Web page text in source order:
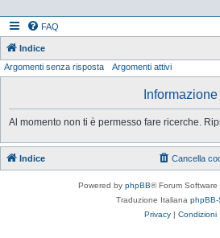
FAQ
Indice
Argomenti senza risposta Argomenti attivi
Informazione
Al momento non ti è permesso fare ricerche.
Indice Cancella
Powered by phpBB® Forum
Traduzione Italiana phpBB-
Privacy | Condizioni